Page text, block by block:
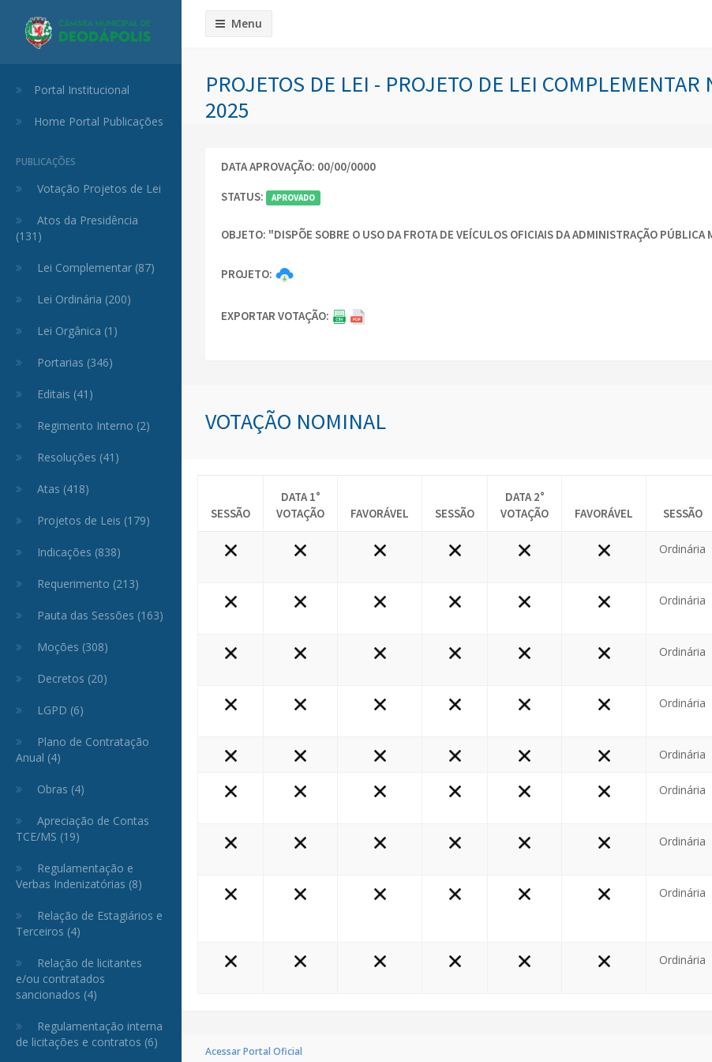
Portal Institucional
Home Portal Publicações
PUBLICAÇÕES
Votação Projetos de Lei
Atos da Presidência
(131)
Lei Complementar (87)
Lei Ordinária (200)
Lei Orgânica (1)
Portarias (346)
Editais (41)
Regimento Interno (2)
Resoluções (41)
Atas (418)
Projetos de Leis (179)
Indicações (838)
Requerimento (213)
Pauta das Sessões (163)
Moções (308)
Decretos (20)
LGPD (6)
Plano de Contratação
Anual (4)
Obras (4)
Apreciação de Contas
TCE/MS (19)
Regulamentação e
Verbas Indenizatórias (8)
Relação de Estagiários e
Terceiros (4)
Relação de licitantes
e/ou contratados
sancionados (4)
Regulamentação interna
de licitações e contratos (6)
Menu
PROJETOS DE LEI - PROJETO DE LEI COMPLEMENTAR
2025
DATA APROVAÇÃO: 00/00/0000
STATUS:
APROVADO
OBJETO: "DISPÕE SOBRE O USO DA FROTA DE VEÍCULOS OFICIAIS DA ADMINISTRAÇÃO
PROJETO:
EXPORTAR VOTAÇÃO:
VOTAÇÃO NOMINAL
SESSÃO
DATA 1°
VOTAÇÃO
FAVORÁVEL SESSÃO
DATA 2°
VOTAÇÃO
FAVORÁVEL SESSÃO
Ordinária
Ordinária
Ordinária
Ordinária
Ordinária
Ordinária
Ordinária
Ordinária
Ordinária
Acessar Portal Oficial